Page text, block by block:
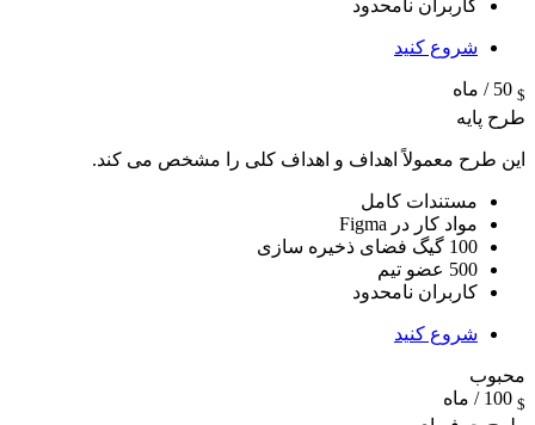
کاربران نامحدود
شروع کنید
$
/ ماه
طرح پایه
این طرح معمولاً اهداف و اهداف کلی را مشخص می کند.
مستندات کامل
مواد کار در Figma
100 گیگ فضای ذخیره سازی
500 عضو تیم
کاربران نامحدود
شروع کنید
محبوب
$
/ ماه